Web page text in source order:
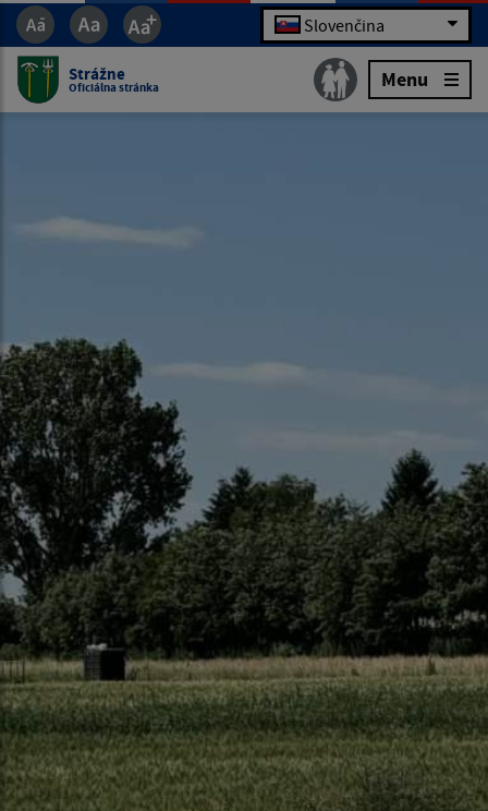
Slovenčina
Strážne
Oficiálna stránka Menu